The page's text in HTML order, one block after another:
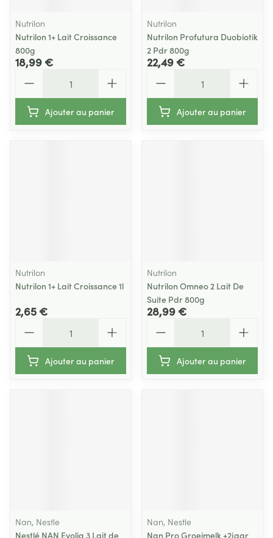
Nutrilon
Nutrilon 1+ Lait Croissance
800g
18,99 €
Ajouter au panier
Nutrilon
Nutrilon Profutura Duobiotik
2 Pdr 800g
22,49 €
Ajouter au panier
Nutrilon
Nutrilon 1+ Lait Croissance 1l
2,65 €
Ajouter au panier
Nutrilon
Nutrilon Omneo 2 Lait De
Suite Pdr 800g
28,99 €
Ajouter au panier
Nan, Nestle
Nestlé NAN Evolia 3 Lait de
Nan, Nestle
Nan Pro Groeimelk +2jaar